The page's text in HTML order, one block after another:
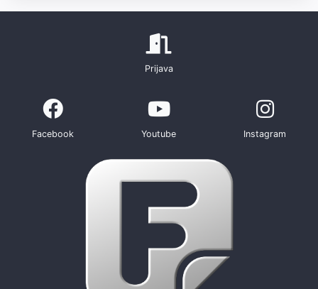
Prijava
Facebook Youtube Instagram